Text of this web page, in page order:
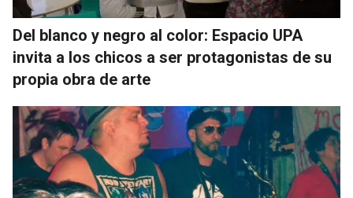
Del blanco y negro al color: Espacio UPA
invita a los chicos a ser protagonistas de su
propia obra de arte